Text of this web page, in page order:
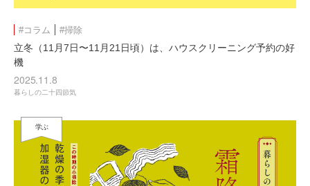
#コラム #掃除
立冬（11月7日〜11月21日頃）は、ハウスクリーニング予約の好
機
2025.11.8
暮らしの二十四節気
学ぶ